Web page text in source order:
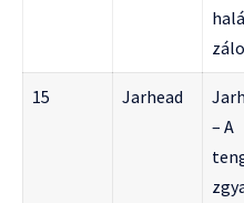
15 Jarhead
– A